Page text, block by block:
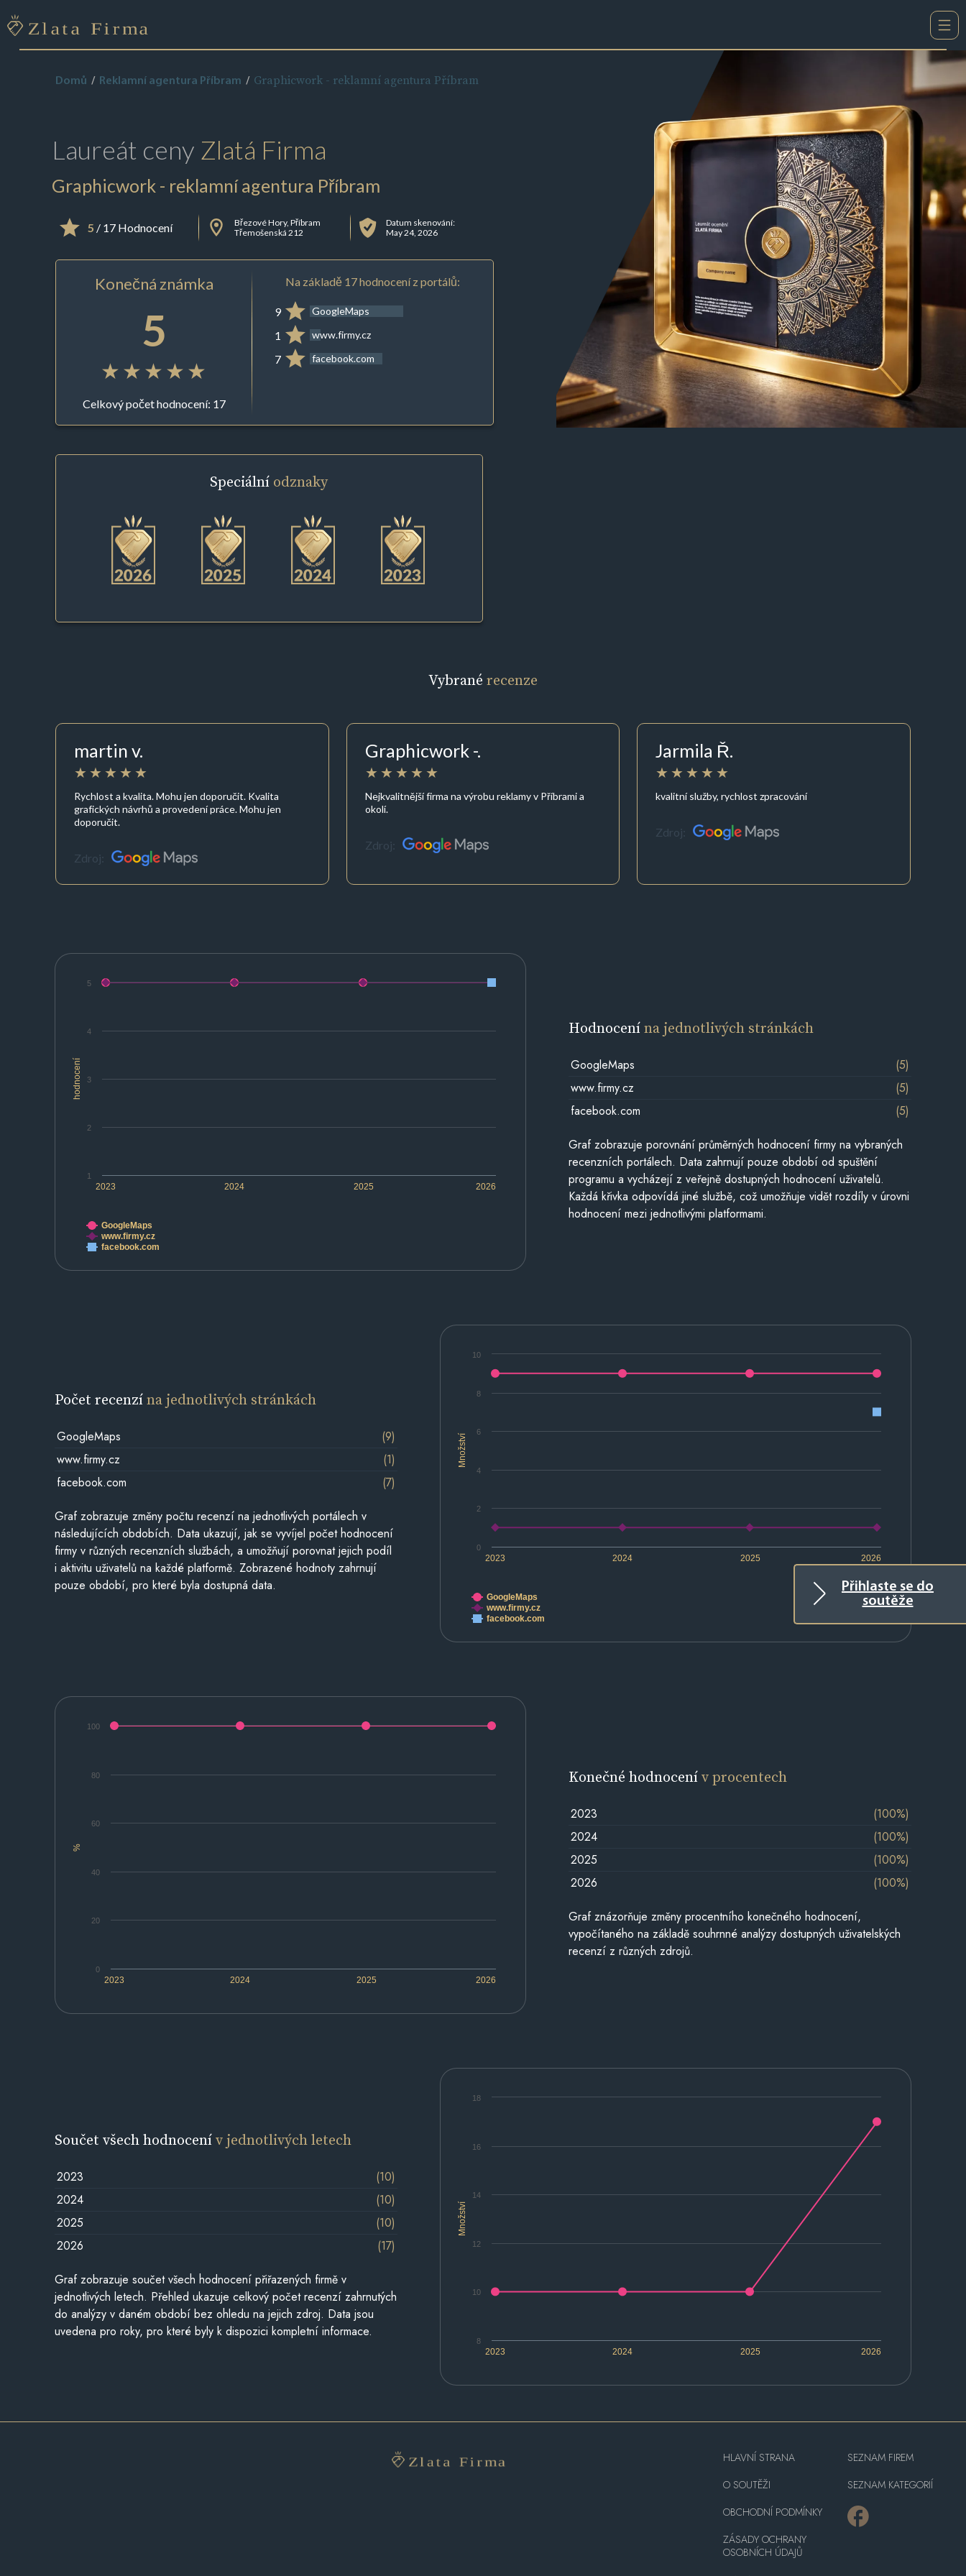
Přihlaste se do
soutěže
Domů Reklamní agentura Příbram Graphicwork - reklamní agentura Příbram
Laureát ceny Zlatá Firma
Graphicwork - reklamní agentura Příbram
5 / 17 Hodnocení
Březové Hory, Příbram
Třemošenská 212
Datum skenování:
May 24, 2026
Konečná známka
5
Celkový počet hodnocení: 17
Na základě 17 hodnocení z portálů:
9 GoogleMaps
1 www.firmy.cz
7 facebook.com
Speciální odznaky
Vybrané recenze
martin v.
Rychlost a kvalita. Mohu jen doporučit. Kvalita
grafických návrhů a provedení práce. Mohu jen
doporučit.
Zdroj:
Graphicwork -.
Nejkvalitnější firma na výrobu reklamy v Příbrami a
okolí.
Zdroj:
Jarmila Ř.
kvalitní služby, rychlost zpracování
Zdroj:
hodnocení
2023 2024 2025 2026
1
2
3
4
5
GoogleMaps
www.firmy.cz
facebook.com
Hodnocenína jednotlivých stránkách
GoogleMaps
(5)
www.firmy.cz
(5)
facebook.com
(5)
Graf zobrazuje porovnání průměrných hodnocení firmy na vybraných
recenzních portálech. Data zahrnují pouze období od spuštění
programu a vycházejí z veřejně dostupných hodnocení uživatelů.
Každá křivka odpovídá jiné službě, což umožňuje vidět rozdíly v úrovni
hodnocení mezi jednotlivými platformami.
Množství
2023 2024 2025 2026
0
2
4
6
8
10
GoogleMaps
www.firmy.cz
facebook.com
Počet recenzína jednotlivých stránkách
GoogleMaps
(9)
www.firmy.cz
(1)
facebook.com
(7)
Graf zobrazuje změny počtu recenzí na jednotlivých portálech v
následujících obdobích. Data ukazují, jak se vyvíjel počet hodnocení
firmy v různých recenzních službách, a umožňují porovnat jejich podíl
i aktivitu uživatelů na každé platformě. Zobrazené hodnoty zahrnují
pouze období, pro které byla dostupná data.
%
2023 2024 2025 2026
0
20
40
60
80
100
Konečné hodnocenív procentech
2023
(100%)
2024
(100%)
2025
(100%)
2026
(100%)
Graf znázorňuje změny procentního konečného hodnocení,
vypočítaného na základě souhrnné analýzy dostupných uživatelských
recenzí z různých zdrojů.
Množství
2023 2024 2025 2026
8
10
12
14
16
18
Součet všech hodnocenív jednotlivých letech
2023
(10)
2024
(10)
2025
(10)
2026
(17)
Graf zobrazuje součet všech hodnocení přiřazených firmě v
jednotlivých letech. Přehled ukazuje celkový počet recenzí zahrnutých
do analýzy v daném období bez ohledu na jejich zdroj. Data jsou
uvedena pro roky, pro které byly k dispozici kompletní informace.
HLAVNÍ STRANA
O SOUTĚŽI
OBCHODNÍ PODMÍNKY
ZÁSADY OCHRANY
OSOBNÍCH ÚDAJŮ
SEZNAM FIREM
SEZNAM KATEGORIÍ